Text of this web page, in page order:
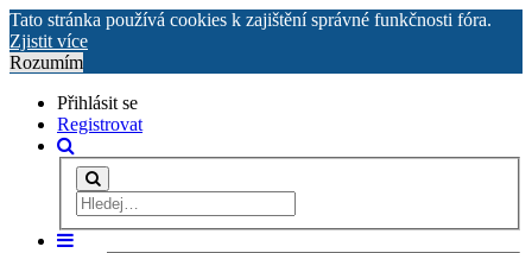
Tato stránka používá cookies k zajištění správné funkčnosti fóra.
Zjistit více
Rozumím
Přihlásit se
Registrovat